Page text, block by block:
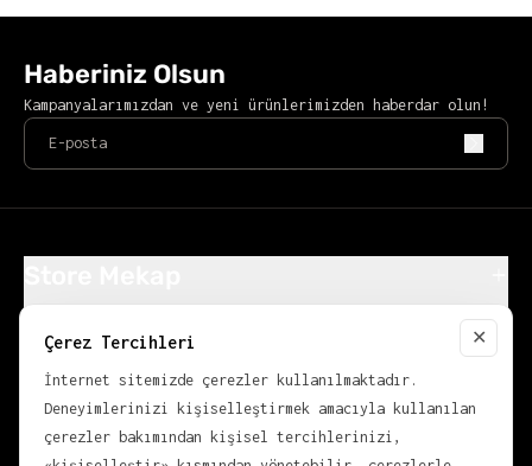
Close
✕
Çerez Tercihleri
İnternet sitemizde çerezler kullanılmaktadır.
Deneyimlerinizi kişiselleştirmek amacıyla kullanılan
çerezler bakımından kişisel tercihlerinizi,
Haberiniz Olsun
Kampanyalarımızdan ve yeni ürünlerimizden haberdar olun!
Alışveriş
Popüler Kategoriler
KVKK